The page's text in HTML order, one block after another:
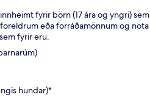
fyrir börn (17 ára og yngri) sem
eða forráðamönnum og nota
fyrir eru.
hundar)*